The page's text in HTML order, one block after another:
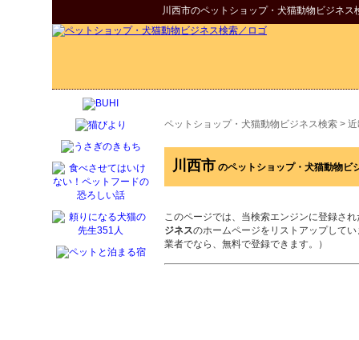
川西市のペットショップ・犬猫動物ビジネス
ペットショップ・犬猫動物ビジネス検索 >
川西市 のペットショップ・犬猫動物ビ
このページでは、当検索エンジンに登録され
ジネスのホームページをリストアップして
業者でなら、無料で登録できます。）